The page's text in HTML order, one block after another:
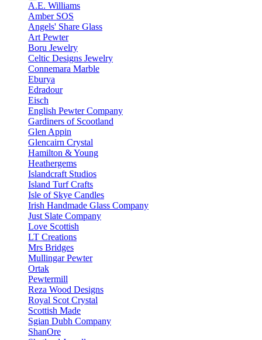
A.E. Williams
Amber SOS
Angels' Share Glass
Art Pewter
Boru Jewelry
Celtic Designs Jewelry
Connemara Marble
Eburya
Edradour
Eisch
English Pewter Company
Gardiners of Scootland
Glen Appin
Glencairn Crystal
Hamilton & Young
Heathergems
Islandcraft Studios
Island Turf Crafts
Isle of Skye Candles
Irish Handmade Glass Company
Just Slate Company
Love Scottish
LT Creations
Mrs Bridges
Mullingar Pewter
Ortak
Pewtermill
Reza Wood Designs
Royal Scot Crystal
Scottish Made
Sgian Dubh Company
ShanOre